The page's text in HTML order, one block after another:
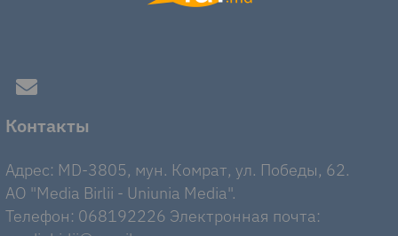
Контакты
Адрес: MD-3805, мун. Комрат, ул. Победы, 62.
AO "Media Birlii - Uniunia Media".
Телефон: 068192226 Электронная почта: